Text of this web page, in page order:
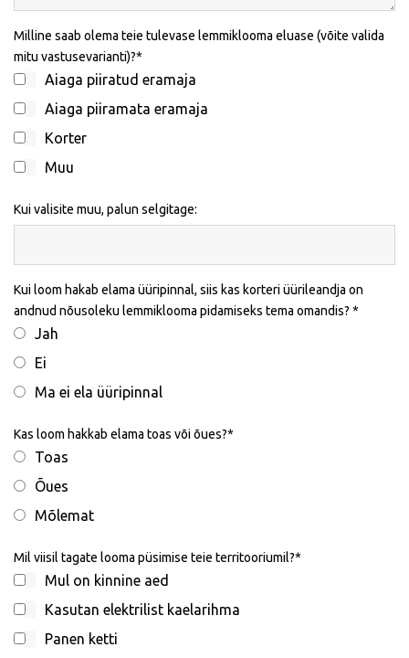
Milline saab olema teie tulevase lemmiklooma eluase (võite valida
mitu vastusevarianti)?
Aiaga piiratud eramaja
Aiaga piiramata eramaja
Korter
Muu
Kui valisite muu, palun selgitage:
Kui loom hakab elama üüripinnal, siis kas korteri üürileandja on
andnud nõusoleku lemmiklooma pidamiseks tema omandis?
Jah
Ei
Ma ei ela üüripinnal
Kas loom hakkab elama toas või õues?
Toas
Õues
Mõlemat
Mil viisil tagate looma püsimise teie territooriumil?
Mul on kinnine aed
Kasutan elektrilist kaelarihma
Panen ketti